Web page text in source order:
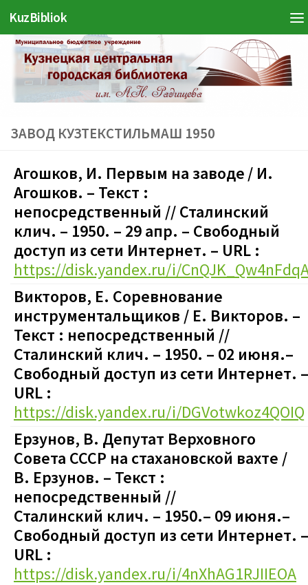
Перейти к содержимому
KuzBibliok
ЗАВОД КУЗТЕКСТИЛЬМАШ 1950
Агошков, И. Первым на заводе/ И.
Агошков. – Текст :
непосредственный //Сталинский
клич. – 1950. – 29 апр. – Свободный
доступ из сети Интернет. – URL :
https://disk.yandex.ru/i/
Викторов, Е. Соревнование
инструментальщиков / Е. Викторов. –
Текст : непосредственный //
Сталинский клич. – 1950. – 02 июня.–
Свободный доступ из сети Интернет. –
URL :
https://disk.yandex.ru/i/DGVotwkoz4QOIQ
Ерзунов, В. Депутат Верховного
Совета СССР на стахановской вахте /
В. Ерзунов. – Текст :
непосредственный //
Сталинский клич. – 1950.– 09 июня.–
Свободный доступ из сети Интернет. –
URL :
https://disk.yandex.ru/i/4nXhAG1RJIIEOA